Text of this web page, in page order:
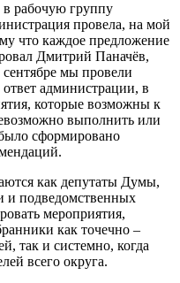
в рабочую группу
провела, на мой
что каждое предложение
Дмитрий Паначёв,
мы провели
ответ администрации, в
которые возможны к
выполнить или
сформировано
как депутаты Думы,
и подведомственных
мероприятия,
как точечно –
так и системно, когда
всего округа.